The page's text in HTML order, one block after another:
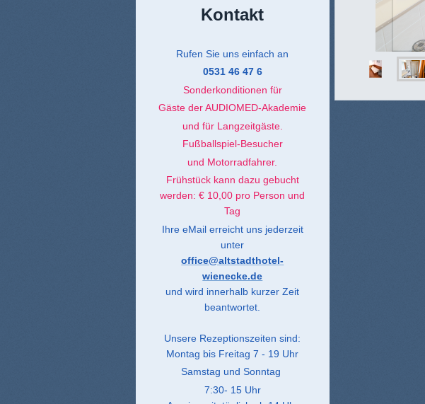
Kontakt
Rufen Sie uns einfach an
0531 46 47 6
Sonderkonditionen für
Gäste der AUDIOMED-Akademie
und für Langzeitgäste.
Fußballspiel-Besucher
und Motorradfahrer.
Frühstück kann dazu gebucht
werden: € 10,00 pro Person und
Tag
Ihre eMail erreicht uns jederzeit
unter
office@altstadthotel-
wienecke.de
und wird innerhalb kurzer Zeit
beantwortet.
Unsere Rezeptionszeiten sind:
Montag bis Freitag 7 - 19 Uhr
Samstag und Sonntag
7:30- 15 Uhr